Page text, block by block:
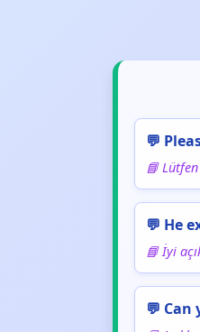
💬
📘
💬 He
📘 İyi
💬